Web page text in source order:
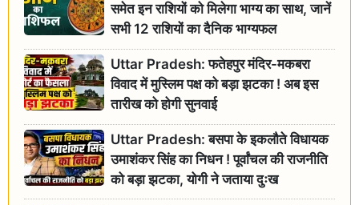
समेत इन राशियों को मिलेगा भाग्य का साथ, जानें
सभी 12 राशियों का दैनिक भाग्यफल
Uttar Pradesh: फतेहपुर मंदिर-मकबरा
विवाद में मुस्लिम पक्ष को बड़ा झटका ! अब इस
तारीख को होगी सुनवाई
Uttar Pradesh: बसपा के इकलौते विधायक
उमाशंकर सिंह का निधन ! पूर्वांचल की राजनीति
को बड़ा झटका, योगी ने जताया दुःख